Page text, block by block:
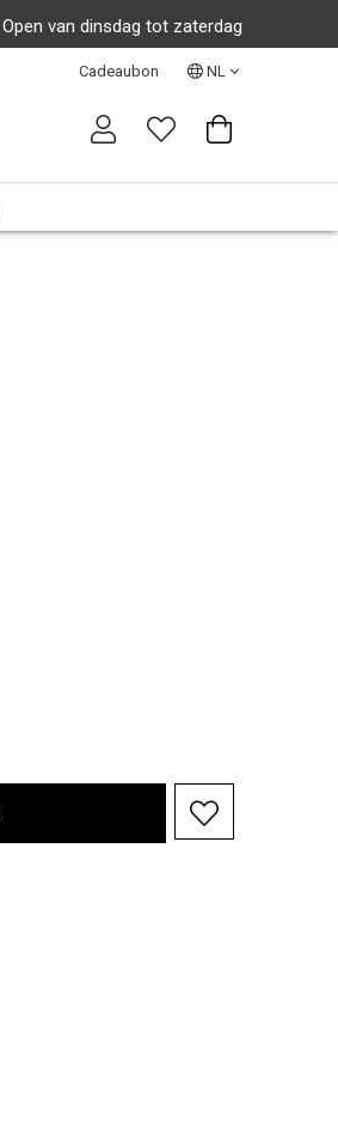
Open van dinsdag tot zaterdag
Cadeaubon NL